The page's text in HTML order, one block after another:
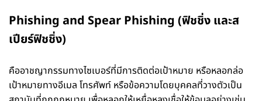
Phishing and Spear Phishing (ฟิชชิ่ง และส
เปียร์ฟิชชิ่ง)
คืออาชญากรรมทางไซเบอร์ที่มีการติดต่อเป้าหมาย หรือหลอกล่อ
เป้าหมายทางอีเมล โทรศัพท์ หรือข้อความโดยบุคคลที่วางตัวเป็น